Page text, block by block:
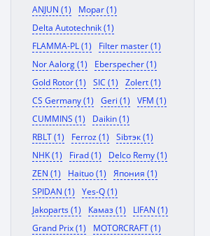
ANJUN (1)
Mopar (1)
Delta Autotechnik (1)
FLAMMA-PL (1)
Filter master (1)
Nor Aalorg (1)
Eberspecher (1)
Gold Rotor (1)
SIC (1)
Zolert (1)
CS Germany (1)
Geri (1)
VFM (1)
CUMMINS (1)
Daikin (1)
RBLT (1)
Ferroz (1)
Sibтэк (1)
NHK (1)
Firad (1)
Delco Remy (1)
ZEN (1)
Haituo (1)
Япония (1)
SPIDAN (1)
Yes-Q (1)
Jakoparts (1)
Камаз (1)
LIFAN (1)
Grand Prix (1)
MOTORCRAFT (1)